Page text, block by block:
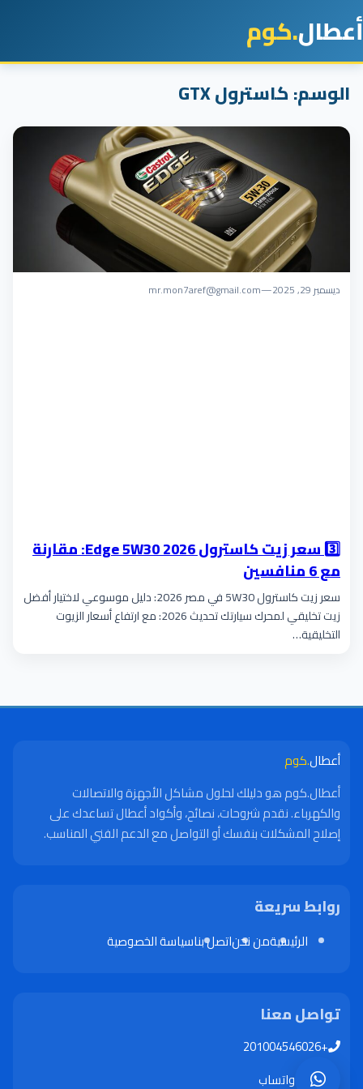
أعطال.كوم
الوسم:كاسترول GTX
ديسمبر 29, 2025 —
mr.mon7aref@gmail.com
3️⃣ سعر زيت كاسترول Edge 5W30 2026: مقارنة
مع 6 منافسين
سعر زيت كاسترول 5W30 في مصر 2026: دليل موسوعي لاختيار أفضل
زيت تخليقي لمحرك سيارتك تحديث 2026: مع ارتفاع أسعار الزيوت
التخليقية…
أعطال.كوم
أعطال.كوم هو دليلك لحلول مشاكل الأجهزة والاتصالات
والكهرباء. نقدم شروحات، نصائح، وأكواد أعطال تساعدك على
إصلاح المشكلات بنفسك أو التواصل مع الدعم الفني المناسب.
روابط سريعة
الرئيسيةمن نحناتصل بناسياسة الخصوصية
تواصل معنا
+201004546026
واتساب